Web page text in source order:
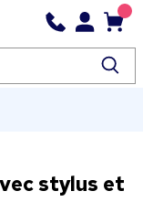
stylus et